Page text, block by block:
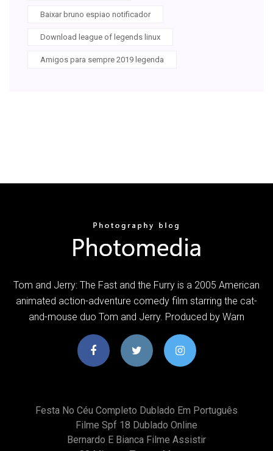
Baixar bruno espiao notificador
Download league of legends linux
Amigos para sempre 2019 legenda
Tom and Jerry: The Fast and the Furry is a 2005 American
animated action-adventure comedy film starring the cat-
and-mouse duo Tom and Jerry. Produced by Warn
Festa No Céu Completo Dublado Em Português
Filme Spf 18 Dublado Online
Bernardo E Bianca Filme Assistir